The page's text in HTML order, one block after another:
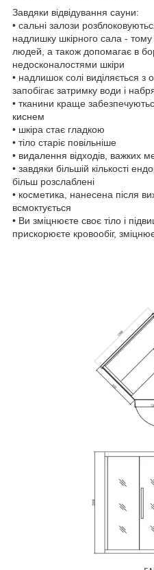
Завдяки відвідування сауни:
• сальні залози
надлишку шкірного сала -
людей, а також допомагає в
недосконалостями шкіри
• надлишок солі виділяється
запобігає затримку води і
• тканини краще
киснем
• шкіра стає гладкою
• тіло старіє повільніше
• видалення відходів, важких
• завдяки більшій кількості
більш розслаблені
• косметика, нанесена після
всмоктується
• Ви зміцнюєте своє тіло і
прискорюєте кровообіг,